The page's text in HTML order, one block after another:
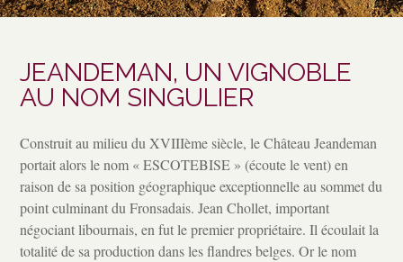
JEANDEMAN, UN VIGNOBLE
AU NOM SINGULIER
Construit au milieu du XVIIIème siècle, le Château Jeandeman
portait alors le nom « ESCOTEBISE » (écoute le vent) en
raison de sa position géographique exceptionnelle au sommet du
point culminant du Fronsadais. Jean Chollet, important
négociant libournais, en fut le premier propriétaire. Il écoulait la
totalité de sa production dans les flandres belges. Or le nom